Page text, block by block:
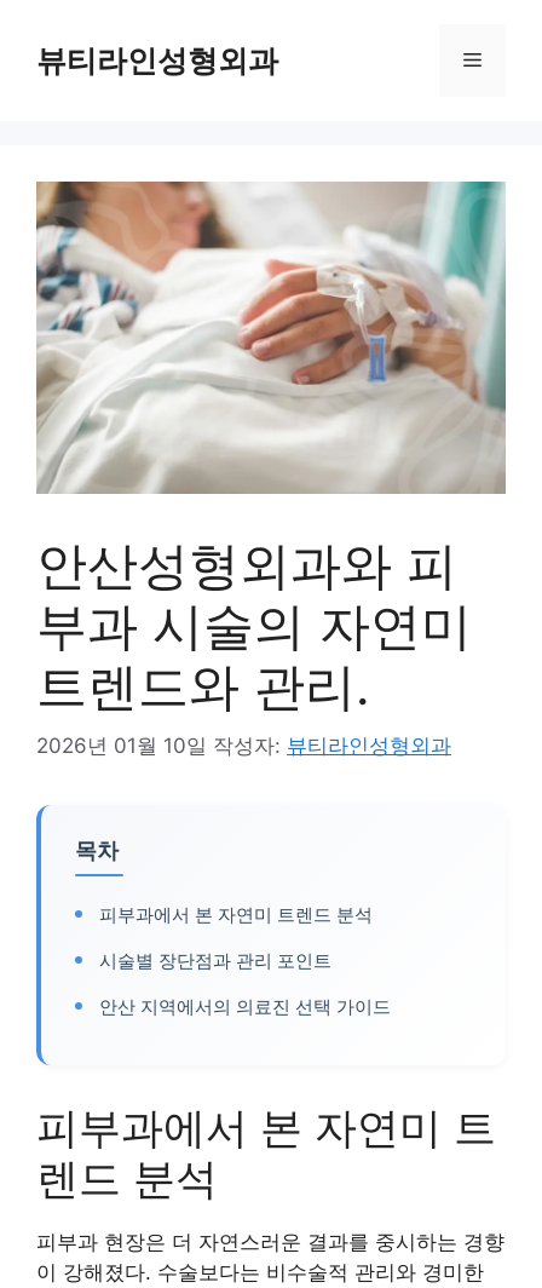
뷰티라인성형외과 메
안산성형외과와 피
부과 시술의 자연미
트렌드와 관리.
2026년 01월 10일 작성자: 뷰티라인성형외과
목차
피부과에서 본 자연미 트렌드 분석
시술별 장단점과 관리 포인트
안산 지역에서의 의료진 선택 가이드
피부과에서 본 자연미 트
렌드 분석
피부과 현장은 더 자연스러운 결과를 중시하는 경향
이 강해졌다. 수술보다는 비수술적 관리와 경미한